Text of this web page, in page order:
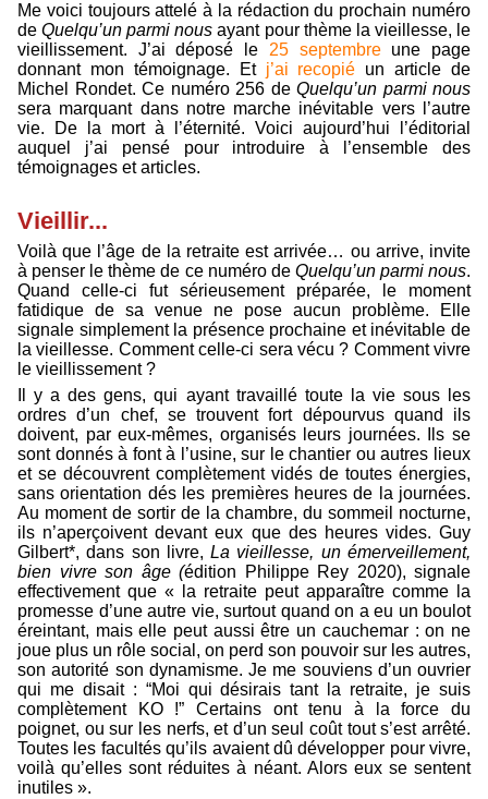
Me voici toujours attelé à la rédaction du prochain numéro
deQuelqu’un parmi nousayant pour thème la vieillesse, le
vieillissement. J’ai déposé le 25 septembreune page
donnant mon témoignage. Etj’ai recopié un article de
Michel Rondet. Ce numéro 256 de Quelqu’un parmi nous
sera marquant dans notre marche inévitable vers l’autre
vie. De la mort à l’éternité. Voici aujourd’hui l’éditorial
auquel j’ai pensé pour introduire à l’ensemble des
témoignages et articles.
Vieillir...
Voilà que l’âge de la retraite est arrivée… ou arrive, invite
à penser le thème de ce numéro de Quelqu’un parmi nous.
Quand celle-ci fut sérieusement préparée, le moment
fatidique de sa venue ne pose aucun problème. Elle
signale simplement la présence prochaine et inévitable de
la vieillesse. Comment celle-ci sera vécu ? Comment vivre
le vieillissement ?
Il y a des gens, qui ayant travaillé toute la vie sous les
ordres d’un chef, se trouvent fort dépourvus quand ils
doivent, par eux-mêmes, organisés leurs journées. Ils se
sont donnés à font à l’usine, sur le chantier ou autres lieux
et se découvrent complètement vidés de toutes énergies,
sans orientation dés les premières heures de la journées.
Au moment de sortir de la chambre, du sommeil nocturne,
ils n’aperçoivent devant eux que des heures vides. Guy
Gilbert*, dans son livre,La vieillesse, un émerveillement,
bien vivre son âge (édition Philippe Rey 2020), signale
effectivement que « la retraite peut apparaître comme la
promesse d’une autre vie, surtout quand on a eu un boulot
éreintant, mais elle peut aussi être un cauchemar : on ne
joue plus un rôle social, on perd son pouvoir sur les autres,
son autorité son dynamisme. Je me souviens d’un ouvrier
qui me disait : “Moi qui désirais tant la retraite, je suis
complètement KO !” Certains ont tenu à la force du
poignet, ou sur les nerfs, et d’un seul coût tout s’est arrêté.
Toutes les facultés qu’ils avaient dû développer pour vivre,
voilà qu’elles sont réduites à néant. Alors eux se sentent
inutiles ».